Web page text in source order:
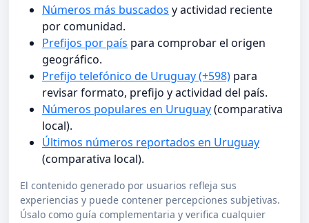
Números más buscados y actividad reciente
por comunidad.
Prefijos por país para comprobar el origen
geográfico.
Prefijo telefónico de Uruguay (+598) para
revisar formato, prefijo y actividad del país.
Números populares en Uruguay(comparativa
local).
Últimos números reportados en Uruguay
(comparativa local).
El contenido generado por usuarios refleja sus
experiencias y puede contener percepciones subjetivas.
Úsalo como guía complementaria y verifica cualquier